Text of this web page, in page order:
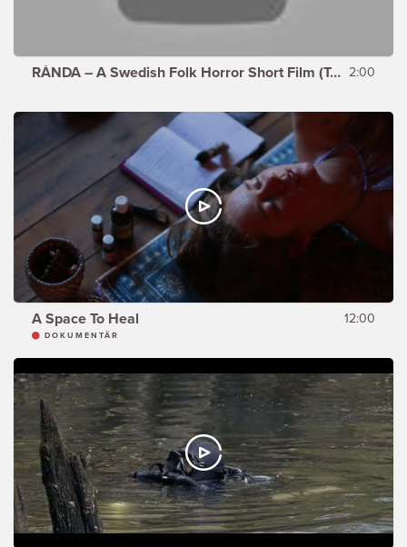
RÅNDA – A Swedish Folk Horror Short Film (Teaser) 2:00
A Space To Heal 12:00
DOKUMENTÄR